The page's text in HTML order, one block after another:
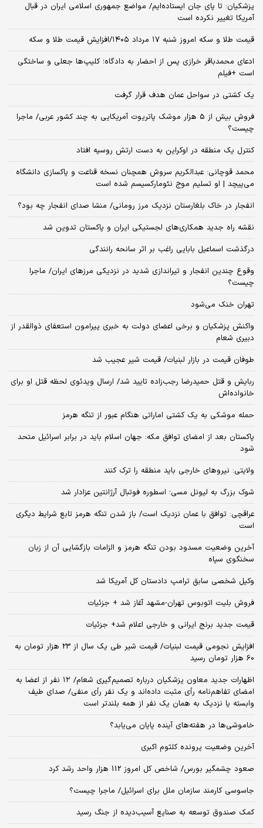
پزشکیان: تا پای جان ایستاده‌ایم/ مواضع جمهوری اسلامی ایران در قبال
آمریکا تغییر نکرده است
قیمت طلا و سکه امروز شنبه ۱۷ مرداد ۱۴۰۵/افزایش قیمت طلا و سکه
ادعای محمدباقر خرازی پس از احضار به دادگاه؛ کلیپ‌ها جعلی و ساختگی
است +فیلم
یک کشتی در سواحل عمان هدف قرار گرفت
فروش بیش از 5 هزار موشک پاتریوت آمریکایی به چند کشور عربی/ ماجرا
چیست؟
کنترل یک منطقه در اوکراین به دست ارتش روسیه افتاد
محمد قوچانی: عبدالکریم سروش همچنان نسخه قناعت و پاکسازی دانشگاه
می‌پیچد | او تسلیم موج نئومارکسیسم شده است
انفجار در خاک بلغارستان نزدیک مرز رومانی/ منشا صدای انفجار چه بود؟
نقشه راه جدید همکاری‌های لجستیکی ایران و پاکستان تدوین شد
درگذشت اسماعیل بابایی راغب بر اثر سانحه رانندگی
وقوع چندین انفجار و تیراندازی شدید در نزدیکی مرز‌های ایران/ ماجرا
چیست؟
تهران خنک می‌شود
واکنش پزشکیان و برخی اعضای دولت به خبری پیرامون استعفای ذوالقدر از
دبیری شعام
طوفان قیمت در بازار لبنیات/ قیمت شیر عجیب شد
ربایش و قتل حمیدرضا رجب‌زاده تایید شد/ ارسال ویدئوی لحظه قتل او برای
خانواده‌اش
حمله موشکی به یک کشتی اماراتی هنگام عبور از تنگه هرمز
پاکستان بعد از امضای توافق مکه: جهان اسلام باید در برابر اسرائیل متحد
شود
ولایتی: نیروهای خارجی باید منطقه را ترک کنند
شوک بزرگ به لیونل مسی؛ اسطوره فوتبال آرژانتین عزادار شد
عراقچی: توافق با عمان نزدیک است/ باز شدن تنگه هرمز تابع شرایط دیگری
است
آخرین وضعیت مسدود بودن تنگه هرمز و الزامات بازگشایی آن از زبان
سخنگوی سپاه
وکیل شخصی سابق ترامپ دادستان کل آمریکا شد
فروش بلیت اتوبوس تهران-مشهد آغاز شد + جزئیات
قیمت جدید برنج ایرانی و خارجی اعلام شد+ جزئیات
افزایش نجومی قیمت لبنیات/ قیمت شیر طی یک سال از 23 هزار تومان به
60 هزار تومان رسید
اظهارات جدید معاون پزشکیان درباره تصمیم‌گیری شعام/ ۱۲ نفر از اعضا به
امضای تفاهم‌نامه رأی مثبت داده‌اند و یک نفر رأی منفی/ صدای طیف
وابسته یا نزدیک به همان یک نفر از همه بلندتر است
خاموشی‌ها در هفته‌های آینده پایان می‌یابد؟
آخرین وضعیت پرونده کلثوم اکبری
صعود چشمگیر بورس/ شاخص کل امروز 112 هزار واحد رشد کرد
جاسوسی کارمند سازمان ملل برای اسرائیل/ ماجرا چیست؟
کمک صندوق توسعه به صنایع آسیب‌دیده از جنگ رسید